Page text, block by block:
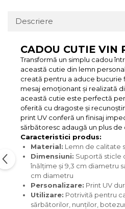
Descriere
CADOU CUTIE VIN
Transformă un simplu cadou
această cutie din lemn
creată pentru a aduce bucurie
mesaj emoționant și realizată
această cutie este perfectă
oferită cu dragoste și
print UV conferă un finisaj
sărbătoresc adaugă un plus de
Caracteristici produs:
Material: Lemn de calitate
Dimensiuni: Suportă sticle
înălțime și 9,3 cm diametru
cm diametru
Personalizare: Print UV
Utilizare: Potrivită pentru
sărbătorilor, nunților,